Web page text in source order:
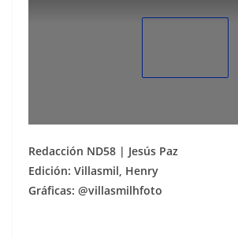
Redacción ND58 | Jesús Paz
Edición: Villasmil, Henry
Gráficas: @villasmilhfoto